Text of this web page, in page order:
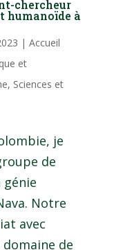
chercheur
humanoïde à
| Accueil
et
, Sciences et
je
de
Notre
avec
domaine de